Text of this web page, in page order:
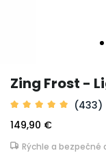
Zing Frost -
(433)
149,90 €
Rýchle a bezpečné